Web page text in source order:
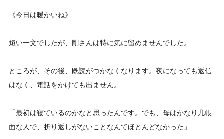
《今日は暖かいね》
短い一文でしたが、剛さんは特に気に留めませんでした。
ところが、その後、既読がつかなくなります。夜になっても返信
はなく、電話をかけても出ません。
「最初は寝ているのかなと思ったんです。でも、母はかなり几帳
面な人で、折り返しがないことなんてほとんどなかった」